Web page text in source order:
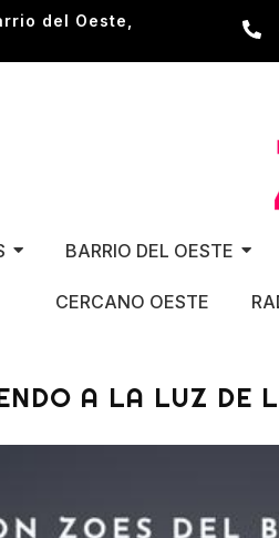
del Oeste,
BARRIO DEL OESTE
CERCANO OESTE
A LA LUZ DE